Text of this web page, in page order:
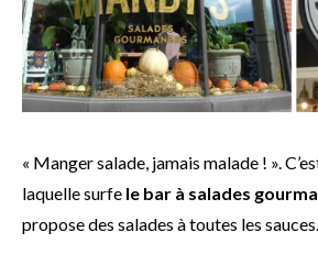
« Manger salade, jamais malade ! ».
laquelle surfe le bar à salades
propose des salades à toutes les sauces.